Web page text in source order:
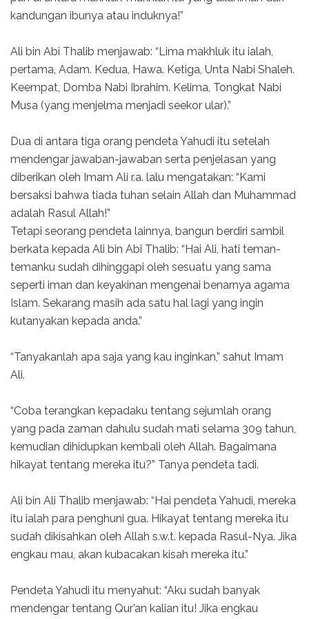
kandungan ibunya atau induknya!”
Ali bin Abi Thalib menjawab: “Lima makhluk itu ialah,
pertama, Adam. Kedua, Hawa. Ketiga, Unta Nabi Shaleh.
Keempat, Domba Nabi Ibrahim. Kelima, Tongkat Nabi
Musa (yang menjelma menjadi seekor ular).”
Dua di antara tiga orang pendeta Yahudi itu setelah
mendengar jawaban-jawaban serta penjelasan yang
diberikan oleh Imam Ali r.a. lalu mengatakan: “Kami
bersaksi bahwa tiada tuhan selain Allah dan Muhammad
adalah Rasul Allah!”
Tetapi seorang pendeta lainnya, bangun berdiri sambil
berkata kepada Ali bin Abi Thalib: “Hai Ali, hati teman-
temanku sudah dihinggapi oleh sesuatu yang sama
seperti iman dan keyakinan mengenai benarnya agama
Islam. Sekarang masih ada satu hal lagi yang ingin
kutanyakan kepada anda.”
“Tanyakanlah apa saja yang kau inginkan,” sahut Imam
Ali.
“Coba terangkan kepadaku tentang sejumlah orang
yang pada zaman dahulu sudah mati selama 309 tahun,
kemudian dihidupkan kembali oleh Allah. Bagaimana
hikayat tentang mereka itu?” Tanya pendeta tadi.
Ali bin Ali Thalib menjawab: “Hai pendeta Yahudi, mereka
itu ialah para penghuni gua. Hikayat tentang mereka itu
sudah dikisahkan oleh Allah s.w.t. kepada Rasul-Nya. Jika
engkau mau, akan kubacakan kisah mereka itu.”
Pendeta Yahudi itu menyahut: “Aku sudah banyak
mendengar tentang Qur’an kalian itu! Jika engkau